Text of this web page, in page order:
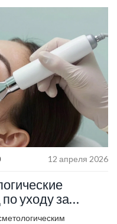
12 апреля 2026
уходу за